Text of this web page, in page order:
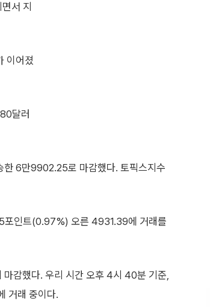
서 지
이어졌
달러
6만9902.25로 마감했다. 토픽스지수
포인트(0.97%) 오른 4931.39에 거래를
감했다. 우리 시간 오후 4시 40분 기준,
거래 중이다.